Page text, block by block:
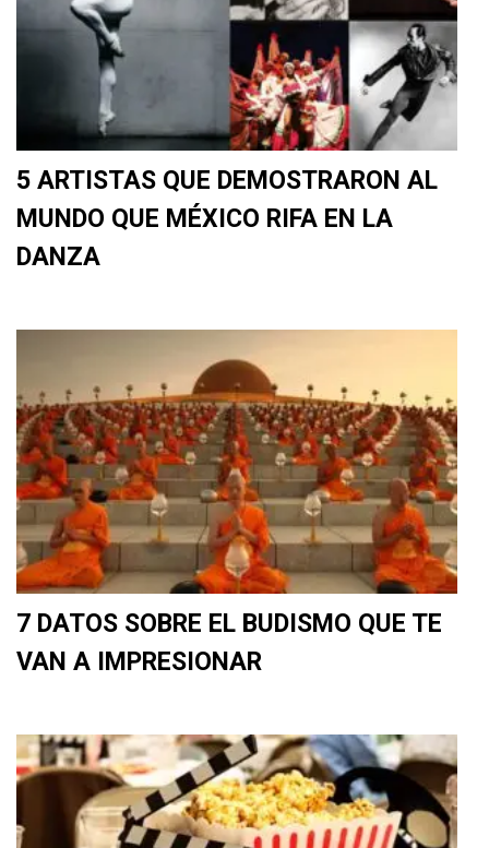
5 ARTISTAS QUE DEMOSTRARON AL
MUNDO QUE MÉXICO RIFA EN LA
DANZA
7 DATOS SOBRE EL BUDISMO QUE TE
VAN A IMPRESIONAR